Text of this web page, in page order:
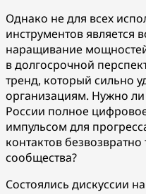
Однако не для всех
инструментов
наращивание
в долгосрочной
тренд, который сильно
организациям. Нужно ли
России полное
импульсом для
контактов
сообщества?
Состоялись дискуссии